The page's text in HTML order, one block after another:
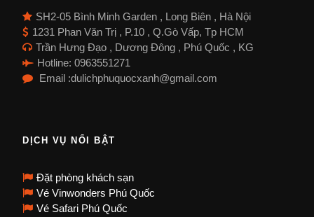
SH2-05 Bình Minh Garden , Long Biên , Hà Nội
1231 Phan Văn Trị , P.10 , Q.Gò Vấp, Tp HCM
Trần Hưng Đạo , Dương Đông , Phú Quốc , KG
Hotline: 0963551271
Email :dulichphuquocxanh@gmail.com
DỊCH VỤ NỔI BẬT
Đặt phòng khách sạn
Vé Vinwonders Phú Quốc
Vé Safari Phú Quốc